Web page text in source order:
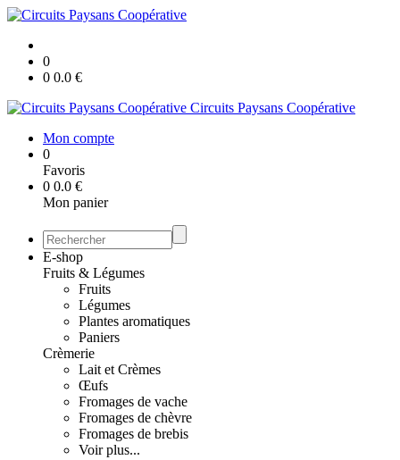
0
0 0.0 €
Circuits Paysans Coopérative
Mon compte
0
Favoris
0 0.0 €
Mon panier
E-shop
Fruits & Légumes
Fruits
Légumes
Plantes aromatiques
Paniers
Crèmerie
Lait et Crèmes
Œufs
Fromages de vache
Fromages de chèvre
Fromages de brebis
Voir plus...